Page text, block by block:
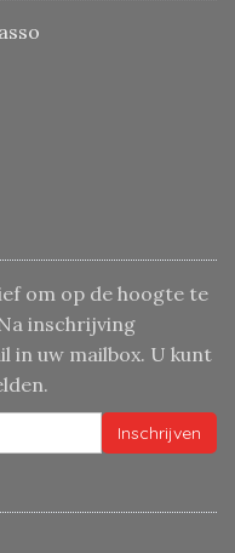
om op de hoogte te
inschrijving
in uw mailbox. U kunt
Inschrijven